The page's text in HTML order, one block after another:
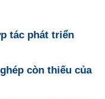
tác phát triển
còn thiếu của